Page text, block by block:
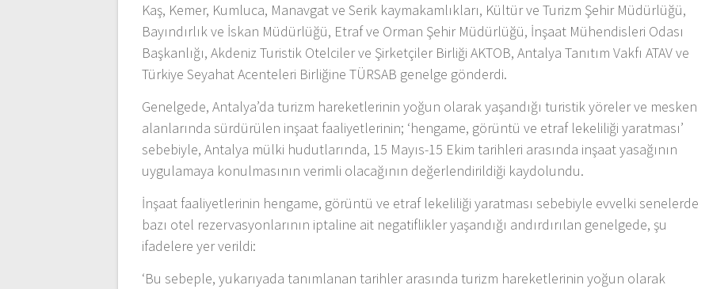
Kaş, Kemer, Kumluca, Manavgat ve Serik kaymakamlıkları, Kültür ve Turizm Şehir Müdürlüğü,
Bayındırlık ve İskan Müdürlüğü, Etraf ve Orman Şehir Müdürlüğü, İnşaat Mühendisleri Odası
Başkanlığı, Akdeniz Turistik Otelciler ve Şirketçiler Birliği AKTOB, Antalya Tanıtım Vakfı ATAV ve
Türkiye Seyahat Acenteleri Birliğine TÜRSAB genelge gönderdi.
Genelgede, Antalya’da turizm hareketlerinin yoğun olarak yaşandığı turistik yöreler ve mesken
alanlarında sürdürülen inşaat faaliyetlerinin; ‘hengame, görüntü ve etraf lekeliliği yaratması’
sebebiyle, Antalya mülki hudutlarında, 15 Mayıs-15 Ekim tarihleri arasında inşaat yasağının
uygulamaya konulmasının verimli olacağının değerlendirildiği kaydolundu.
İnşaat faaliyetlerinin hengame, görüntü ve etraf lekeliliği yaratması sebebiyle evvelki senelerde
bazı otel rezervasyonlarının iptaline ait negatiflikler yaşandığı andırdırılan genelgede, şu
ifadelere yer verildi:
‘Bu sebeple, yukarıyada tanımlanan tarihler arasında turizm hareketlerinin yoğun olarak